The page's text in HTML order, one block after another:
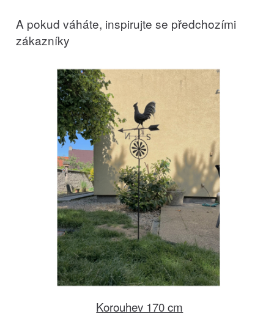
A pokud váháte, inspirujte se předchozími
zákazníky
Korouhev 170 cm